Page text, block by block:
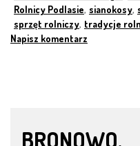
Rolnicy Podlasie, sianokosy,
sprzęt rolniczy, tradycje
Napisz komentarz
BRONOWO.